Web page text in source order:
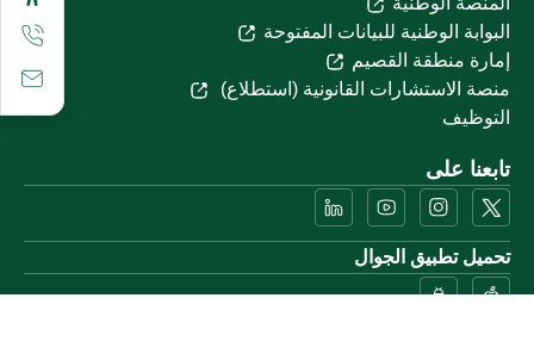
البوابة الوطنية للبيانات المفتوحة
إمارة منطقة القصيم
منصة الاستشارات القانونية (استطلاع)
التوظيف
تابعنا على
تحميل تطبيق الجوال